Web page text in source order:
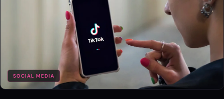
SOCIAL MEDIA